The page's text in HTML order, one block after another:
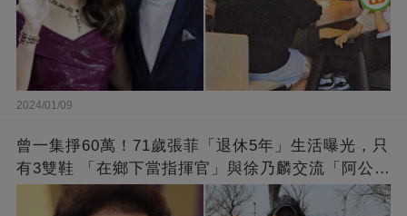
2024/01/09
曾一集掙60萬！71歲張菲「退休5年」生活曝光，只
有3雙鞋 「在鄉下當指揮官」與徐乃麟交流「阿公